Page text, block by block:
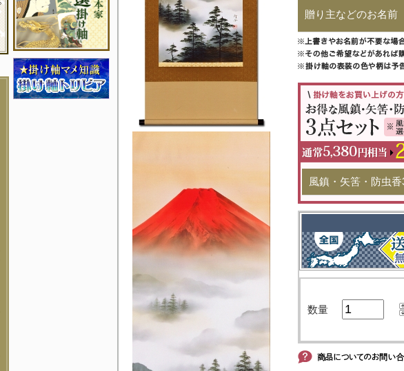
贈り主などのお名前
風鎮・矢筈・防虫
数量